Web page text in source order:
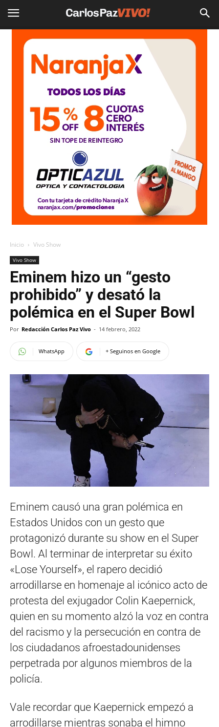
Inicio Vivo Show
Vivo Show
Eminem hizo un “gesto
prohibido” y desató la
polémica en el Super Bowl
Por Redacción Carlos Paz Vivo - 14 febrero, 2022
WhatsApp + Seguinos en Google
Eminem causó una gran polémica en
Estados Unidos con un gesto que
protagonizó durante su show en el Super
Bowl. Al terminar de interpretar su éxito
«Lose Yourself», el rapero decidió
arrodillarse en homenaje al icónico acto de
protesta del exjugador Colin Kaepernick,
quien en su momento alzó la voz en contra
del racismo y la persecución en contra de
los ciudadanos afroestadounidenses
perpetrada por algunos miembros de la
policía.
Vale recordar que Kaepernick empezó a
arrodillarse mientras sonaba el himno